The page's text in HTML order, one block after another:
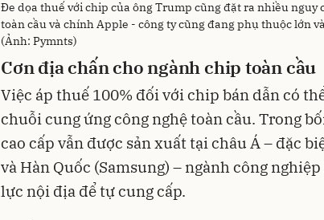
Đe dọa thuế với chip của ông Trump cũng đặt ra nhiều nguy
toàn cầu và chính Apple - công ty cũng đang phụ thuộc lớn
(Ảnh: Pymnts)
Cơn địa chấn cho ngành chip toàn cầu
Việc áp thuế 100% đối với chip bán dẫn có
chuỗi cung ứng công nghệ toàn cầu. Trong
cao cấp vẫn được sản xuất tại châu Á – đặc
và Hàn Quốc (Samsung) – ngành công
lực nội địa để tự cung cấp.